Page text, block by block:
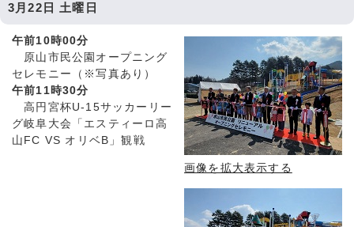
3月22日 土曜日
画像を拡大表示する
午前10時00分
原山市民公園オープニング
セレモニー（※写真あり）
午前11時30分
高円宮杯U-15サッカーリー
グ岐阜大会「エスティーロ高
山FC VS オリベB」観戦